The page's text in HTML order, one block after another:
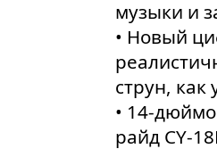
музыки и
• Новый
струн, как
• 14-
райд CY-